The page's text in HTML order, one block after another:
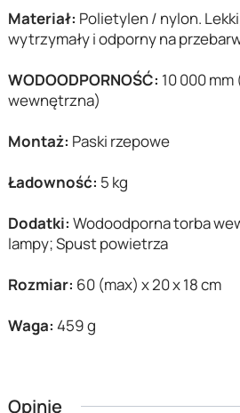
Materiał: Polietylen / nylon.
wytrzymały i odporny na
WODOODPORNOŚĆ: 10 000
wewnętrzna)
Montaż: Paski rzepowe
Ładowność: 5 kg
Dodatki: Wodoodporna torba
lampy; Spust powietrza
Rozmiar: 60 (max) x 20 x 18 cm
Waga: 459 g
Opinie